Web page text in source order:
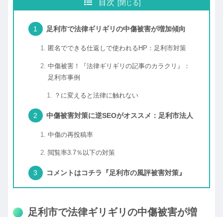
目次
足利市で法律ギリギリの中傷被害が増加傾向
匿名でできる仕返しで使われるHP：足利市対策
中傷被害！『法律ギリギリの記事のカラクリ』：
足利市事例
？に変えると法律に触れない
中傷被害対策に逆SEOがオススメ：足利市法人
中傷の再投稿率
閲覧率3.7％以下の対策
コメントはコチラ『足利市の風評被害対策』
足利市で法律ギリギリの中傷被害が増